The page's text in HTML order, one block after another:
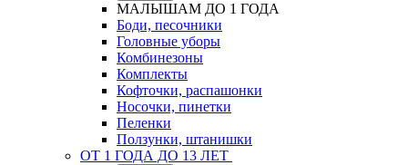
МАЛЫШАМ ДО 1 ГОДА
Боди, песочники
Головные уборы
Комбинезоны
Комплекты
Кофточки, распашонки
Носочки, пинетки
Пеленки
Ползунки, штанишки
ОТ 1 ГОДА ДО 13 ЛЕТ